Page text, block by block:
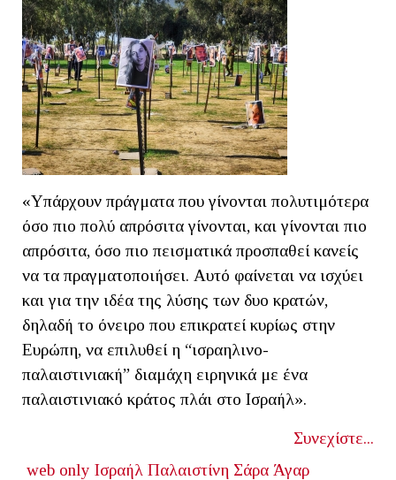
«Υπάρχουν πράγματα που γίνονται πολυτιμότερα
όσο πιο πολύ απρόσιτα γίνονται, και γίνονται πιο
απρόσιτα, όσο πιο πεισματικά προσπαθεί κανείς
να τα πραγματοποιήσει. Αυτό φαίνεται να ισχύει
και για την ιδέα της λύσης των δυο κρατών,
δηλαδή το όνειρο που επικρατεί κυρίως στην
Ευρώπη, να επιλυθεί η “ισραηλινο-
παλαιστινιακή” διαμάχη ειρηνικά με ένα
παλαιστινιακό κράτος πλάι στο Ισραήλ».
Συνεχίστε...
web only Ισραήλ Παλαιστίνη Σάρα Άγαρ